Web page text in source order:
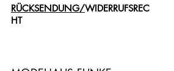
RÜCKSENDUNG/WIDERRUFSREC
HT